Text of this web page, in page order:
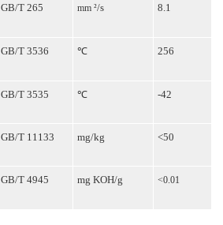
GB/T 265 mm ²/s 8.1
GB/T 3536 ℃ 256
GB/T 3535 ℃ -42
GB/T 11133 mg/kg <50
GB/T 4945 mg KOH/g <0.01